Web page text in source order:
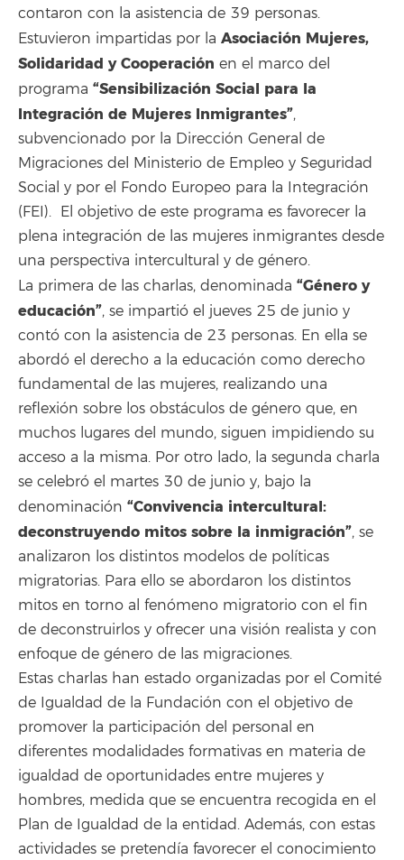
contaron con la asistencia de 39 personas.
Estuvieron impartidas por la Asociación Mujeres,
Solidaridad y Cooperación en el marco del
programa “Sensibilización Social para la
Integración de Mujeres Inmigrantes”,
subvencionado por la Dirección General de
Migraciones del Ministerio de Empleo y Seguridad
Social y por el Fondo Europeo para la Integración
(FEI). El objetivo de este programa es favorecer la
plena integración de las mujeres inmigrantes desde
una perspectiva intercultural y de género.
La primera de las charlas, denominada “Género y
educación”, se impartió el jueves 25 de junio y
contó con la asistencia de 23 personas. En ella se
abordó el derecho a la educación como derecho
fundamental de las mujeres, realizando una
reflexión sobre los obstáculos de género que, en
muchos lugares del mundo, siguen impidiendo su
acceso a la misma. Por otro lado, la segunda charla
se celebró el martes 30 de junio y, bajo la
denominación “Convivencia intercultural:
deconstruyendo mitos sobre la inmigración”, se
analizaron los distintos modelos de políticas
migratorias. Para ello se abordaron los distintos
mitos en torno al fenómeno migratorio con el fin
de deconstruirlos y ofrecer una visión realista y con
enfoque de género de las migraciones.
Estas charlas han estado organizadas por el Comité
de Igualdad de la Fundación con el objetivo de
promover la participación del personal en
diferentes modalidades formativas en materia de
igualdad de oportunidades entre mujeres y
hombres, medida que se encuentra recogida en el
Plan de Igualdad de la entidad. Además, con estas
actividades se pretendía favorecer el conocimiento